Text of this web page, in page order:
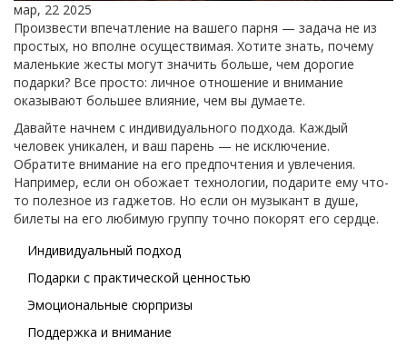
мар, 22 2025
Произвести впечатление на вашего парня — задача не из
простых, но вполне осуществимая. Хотите знать, почему
маленькие жесты могут значить больше, чем дорогие
подарки? Все просто: личное отношение и внимание
оказывают большее влияние, чем вы думаете.
Давайте начнем с индивидуального подхода. Каждый
человек уникален, и ваш парень — не исключение.
Обратите внимание на его предпочтения и увлечения.
Например, если он обожает технологии, подарите ему что-
то полезное из гаджетов. Но если он музыкант в душе,
билеты на его любимую группу точно покорят его сердце.
Индивидуальный подход
Подарки с практической ценностью
Эмоциональные сюрпризы
Поддержка и внимание